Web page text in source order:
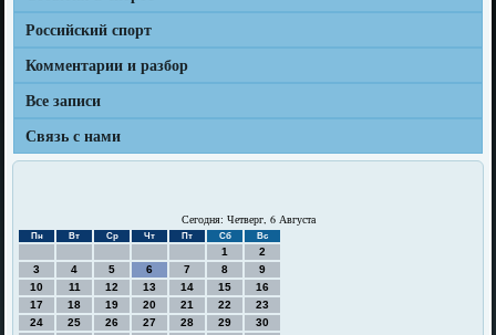
Российский спорт
Комментарии и разбор
Все записи
Связь с нами
Сегодня: Четверг, 6 Августа
Пн Вт Ср Чт Пт Сб Вс
1
2
3
4 5 6 7 8
9
10
11 12 13 14 15
16
17
18 19 20 21 22
23
24
25 26 27 28 29
30